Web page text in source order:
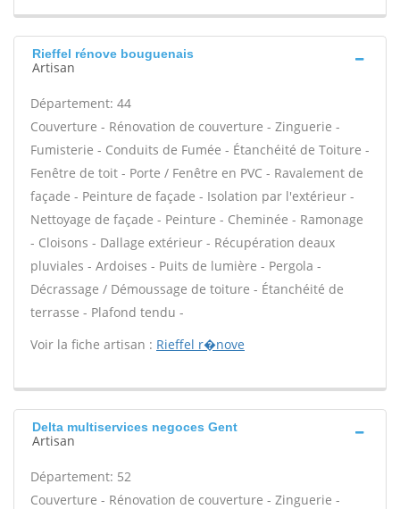
Rieffel rénove bouguenais
Artisan
Département: 44
Couverture - Rénovation de couverture - Zinguerie -
Fumisterie - Conduits de Fumée - Étanchéité de Toiture -
Fenêtre de toit - Porte / Fenêtre en PVC - Ravalement de
façade - Peinture de façade - Isolation par l'extérieur -
Nettoyage de façade - Peinture - Cheminée - Ramonage
- Cloisons - Dallage extérieur - Récupération deaux
pluviales - Ardoises - Puits de lumière - Pergola -
Décrassage / Démoussage de toiture - Étanchéité de
terrasse - Plafond tendu -
Voir la fiche artisan : Rieffel r�nove
Delta multiservices negoces Gent
Artisan
Département: 52
Couverture - Rénovation de couverture - Zinguerie -